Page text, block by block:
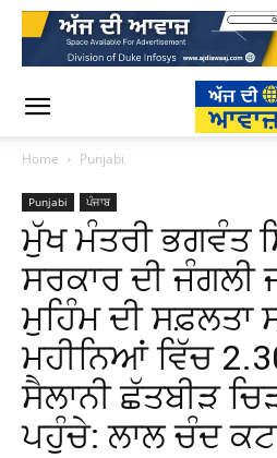
Home Punjabi
Punjabi ਪੰਜਾਬ
ਮੁੱਖ ਮੰਤਰੀ ਭਗਵੰਤ
ਸਰਕਾਰ ਦੀ ਜੰਗਲੀ
ਮੁਹਿੰਮ ਦੀ ਸਫ਼ਲਤਾ
ਮਹੀਨਿਆਂ ਵਿੱਚ
ਸੈਲਾਨੀ ਛੱਤਬੀੜ
ਪਹੁੰਚੇ: ਲਾਲ ਚੰਦ